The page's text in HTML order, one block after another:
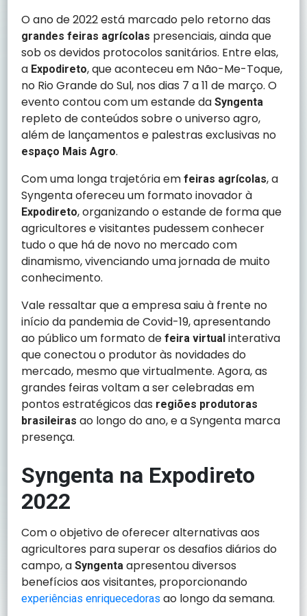
O ano de 2022 está marcado pelo retorno das
grandes feiras agrícolas presenciais, ainda que
sob os devidos protocolos sanitários. Entre elas,
a Expodireto, que aconteceu em Não-Me-Toque,
no Rio Grande do Sul, nos dias 7 a 11 de março. O
evento contou com um estande daSyngenta
repleto de conteúdos sobre o universo agro,
além de lançamentos e palestras exclusivas no
espaço Mais Agro.
Com uma longa trajetória emfeiras agrícolas, a
Syngenta ofereceu um formato inovador à
Expodireto, organizando o estande de forma que
agricultores e visitantes pudessem conhecer
tudo o que há de novo no mercado com
dinamismo, vivenciando uma jornada de muito
conhecimento.
Vale ressaltar que a empresa saiu à frente no
início da pandemia de Covid-19, apresentando
ao público um formato defeira virtual interativa
que conectou o produtor às novidades do
mercado, mesmo que virtualmente. Agora, as
grandes feiras voltam a ser celebradas em
pontos estratégicos das regiões produtoras
brasileirasao longo do ano, e a Syngenta marca
presença.
Syngenta na Expodireto
2022
Com o objetivo de oferecer alternativas aos
agricultores para superar os desafios diários do
campo, aSyngenta apresentou diversos
benefícios aos visitantes, proporcionando
experiências enriquecedoras ao longo da semana.